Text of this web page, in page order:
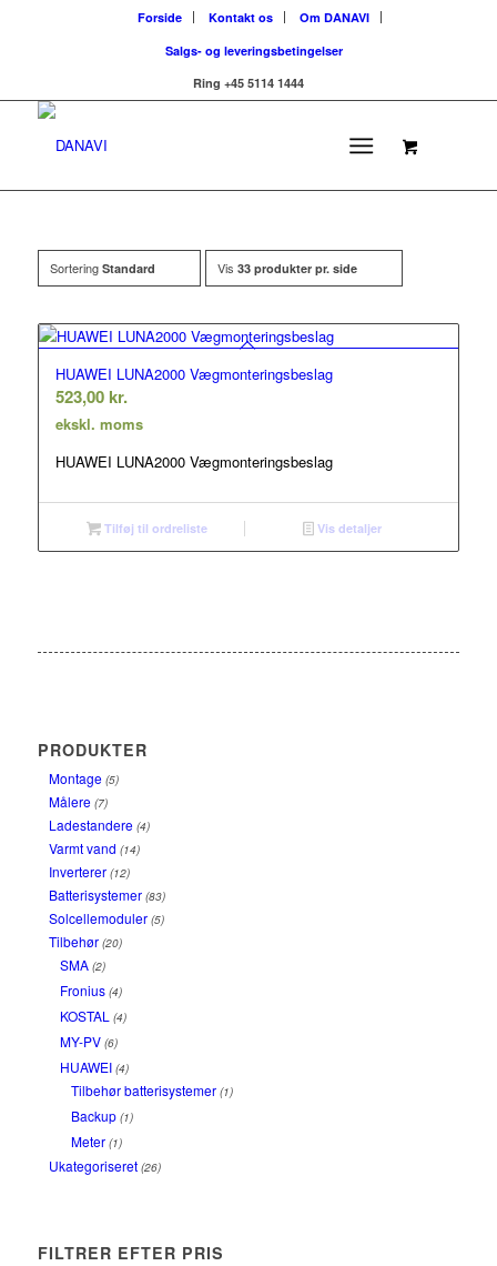
Forside Kontakt os
Om DANAVI
Salgs- og leveringsbetingelser
Ring +45 5114 1444
Sortering Standard Vis 33 produkter pr. side
HUAWEI LUNA2000 Vægmonteringsbeslag
523,00 kr.
ekskl. moms
HUAWEI LUNA2000 Vægmonteringsbeslag
Tilføj til ordreliste Vis detaljer
PRODUKTER
Montage (5)
Målere (7)
Ladestandere (4)
Varmt vand (14)
Inverterer (12)
Batterisystemer (83)
Solcellemoduler (5)
Tilbehør (20)
SMA (2)
Fronius (4)
KOSTAL (4)
MY-PV (6)
HUAWEI (4)
Tilbehør batterisystemer (1)
Backup (1)
Meter (1)
Ukategoriseret (26)
FILTRER EFTER PRIS